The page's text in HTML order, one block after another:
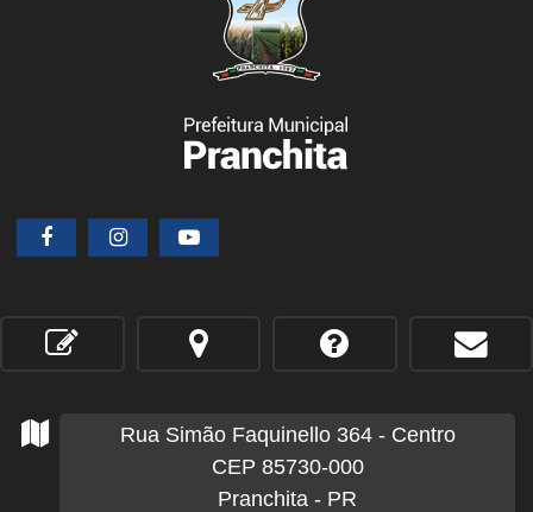
Rua Simão Faquinello 364 - Centro
CEP 85730-000
Pranchita - PR